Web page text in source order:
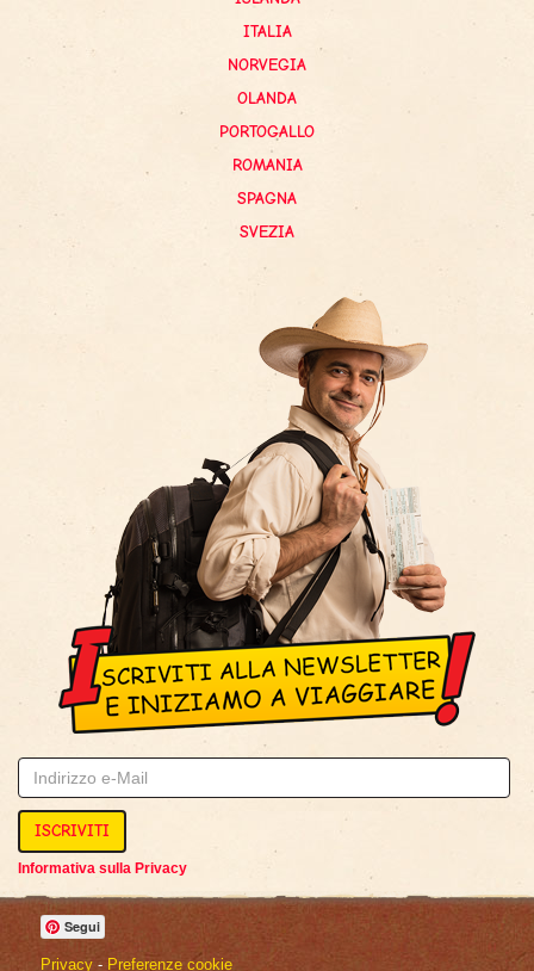
ITALIA
NORVEGIA
OLANDA
PORTOGALLO
ROMANIA
SPAGNA
SVEZIA
ISCRIVITI
Informativa sulla Privacy
Segui
Privacy - Preferenze cookie